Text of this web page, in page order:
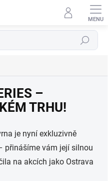
Hledat
–
TRHU!
je nyní exkluzivně
přinášíme vám její silnou
na akcích jako Ostrava